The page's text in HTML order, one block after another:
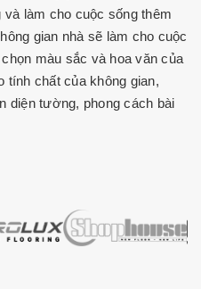
làm cho cuộc sống thêm
gian nhà sẽ làm cho cuộc
màu sắc và hoa văn của
chất của không gian,
diện tường, phong cách bài